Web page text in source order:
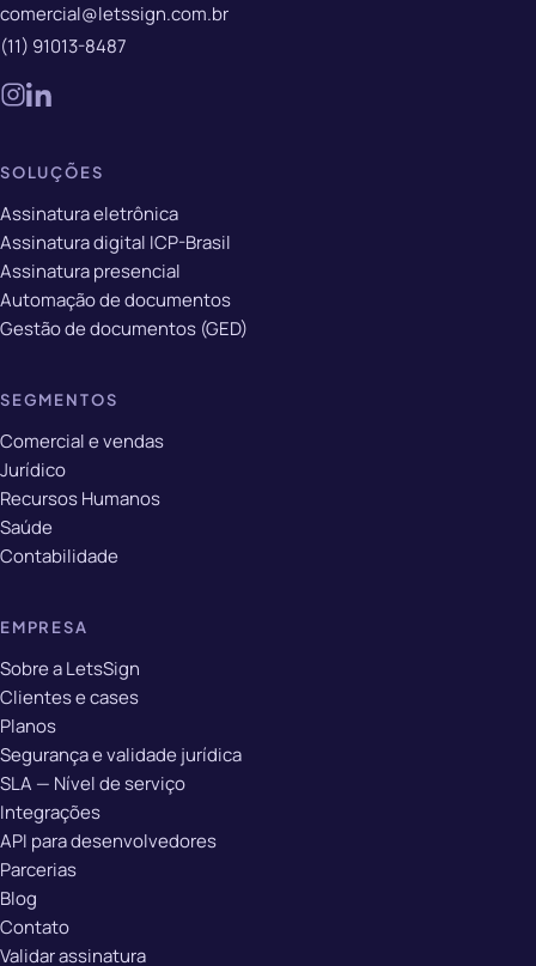
comercial@letssign.com.br
(11) 91013-8487
SOLUÇÕES
Assinatura eletrônica
Assinatura digital ICP-Brasil
Assinatura presencial
Automação de documentos
Gestão de documentos (GED)
SEGMENTOS
Comercial e vendas
Jurídico
Recursos Humanos
Saúde
Contabilidade
EMPRESA
Sobre a LetsSign
Clientes e cases
Planos
Segurança e validade jurídica
SLA — Nível de serviço
Integrações
API para desenvolvedores
Parcerias
Blog
Contato
Validar assinatura